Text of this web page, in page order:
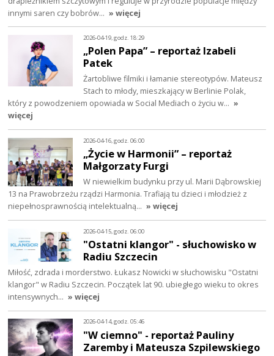
innymi saren czy bobrów… » więcej
2026-04-19, godz. 18:29
„Polen Papa” – reportaż Izabeli
Patek
Żartobliwe filmiki i łamanie stereotypów. Mateusz
Stach to młody, mieszkający w Berlinie Polak,
który z powodzeniem opowiada w Social Mediach o życiu w… »
więcej
2026-04-16, godz. 06:00
„Życie w Harmonii” – reportaż
Małgorzaty Furgi
W niewielkim budynku przy ul. Marii Dąbrowskiej
13 na Prawobrzeżu rządzi Harmonia. Trafiają tu dzieci i młodzież z
niepełnosprawnością intelektualną… » więcej
2026-04-15, godz. 06:00
"Ostatni klangor" - słuchowisko w
Radiu Szczecin
Miłość, zdrada i morderstwo. Łukasz Nowicki w słuchowisku "Ostatni
klangor" w Radiu Szczecin. Początek lat 90. ubiegłego wieku to okres
intensywnych… » więcej
2026-04-14, godz. 05:46
"W ciemno" - reportaż Pauliny
Zaremby i Mateusza Szpilewskiego